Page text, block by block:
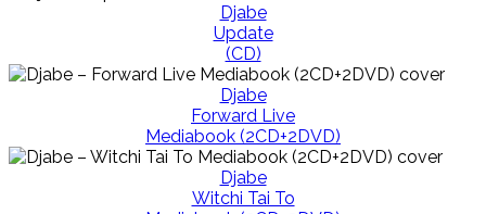
Djabe
Update
(CD)
Djabe
Forward Live
Mediabook (2CD+2DVD)
Djabe
Witchi Tai To